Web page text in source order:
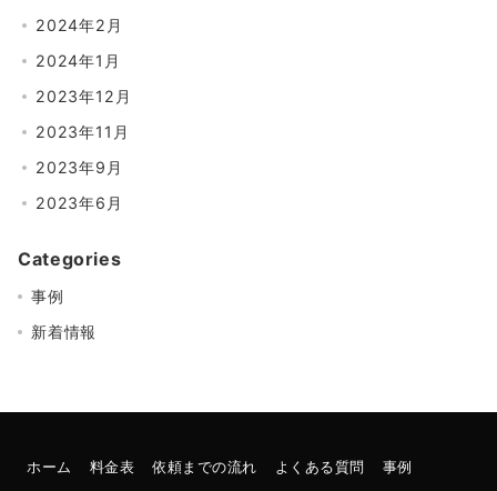
2024年2月
2024年1月
2023年12月
2023年11月
2023年9月
2023年6月
Categories
事例
新着情報
ホーム 料金表 依頼までの流れ よくある質問
事例